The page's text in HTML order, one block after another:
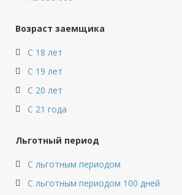
Возраст заемщика
С 18 лет
С 19 лет
С 20 лет
С 21 года
Льготный период
С льготным периодом
С льготным периодом 100 дней